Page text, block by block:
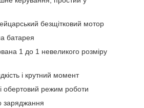
безщітковий мотор
батарея
1 до 1 невеликого розміру
і крутний момент
обертовий режим роботи
заряджання